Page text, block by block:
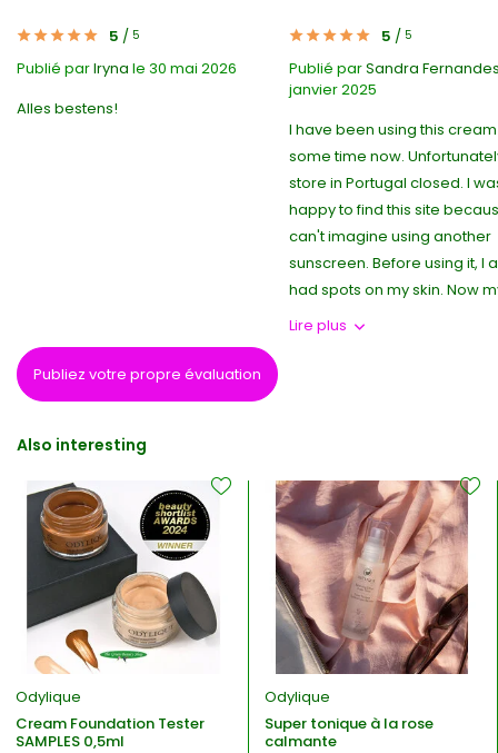
5 / 5
Publié parIryna le 30 mai 2026
Alles bestens!
5 / 5
Publié parSandra
janvier 2025
I have been using this
some time now.
store in Portugal closed. I
happy to find this site
can't imagine using another
sunscreen. Before using it, I
had spots on my skin. Now
Lire plus
Publiez votre propre évaluation
Also interesting
Odylique
Cream Foundation Tester
SAMPLES 0,5ml
Odylique
Super tonique à la rose
calmante